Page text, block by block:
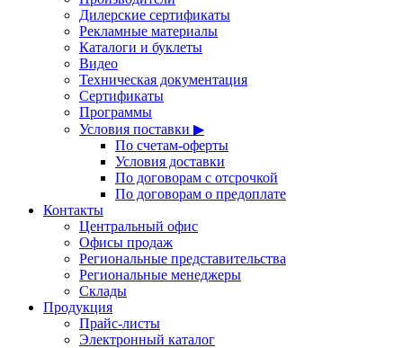
Дилерские сертификаты
Рекламные материалы
Каталоги и буклеты
Видео
Техническая документация
Сертификаты
Программы
Условия поставки ▶
По счетам-оферты
Условия доставки
По договорам с отсрочкой
По договорам о предоплате
Контакты
Центральный офис
Офисы продаж
Региональные представительства
Региональные менеджеры
Склады
Продукция
Прайс-листы
Электронный каталог